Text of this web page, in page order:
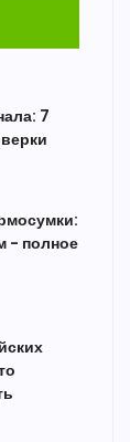
7
- полное